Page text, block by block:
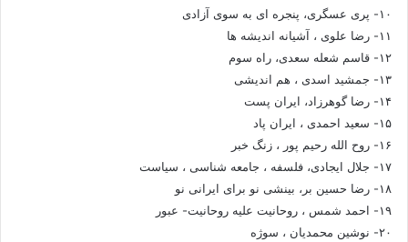
۱۰- پری عسگری، پنجره ای به سوی آزادی
۱۱- رضا علوی ، آشیانه اندیشه ها
۱۲- قاسم شعله سعدی، راه سوم
۱۳- جمشید اسدی ، هم اندیشی
۱۴- رضا گوهرزاد، ایران پست
۱۵- سعید احمدی ، ایران پاد
۱۶- روح الله رحیم پور ، زنگ خبر
۱۷- جلال ایجادی، فلسفه ، جامعه شناسی ، سیاست
۱۸- رضا حسین بر، بینشی نو برای ایرانی نو
۱۹- احمد شمس ، روحانیت علیه روحانیت- عبور
۲۰- نوشین محمدیان ، سوژه